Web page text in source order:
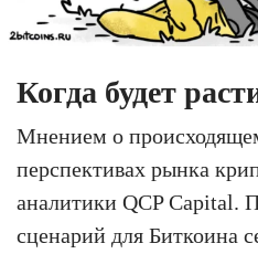
Когда будет
Мнением о
перспективах рынка
аналитики QCP Capital.
сценарий для Биткоина